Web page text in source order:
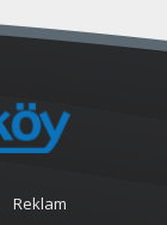
Reklam